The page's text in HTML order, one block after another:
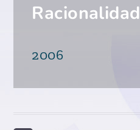
Racionalidad
2006